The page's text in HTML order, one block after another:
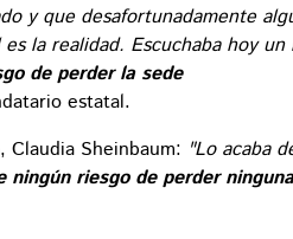
y que desafortunadamente
la realidad. Escuchaba hoy un
de perder la sede
estatal.
Sheinbaum: "Lo acaba
ningún riesgo de perder